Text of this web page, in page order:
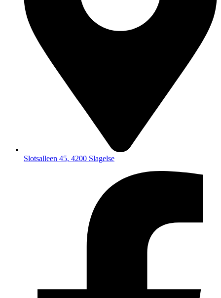
Slotsalleen 45, 4200 Slagelse